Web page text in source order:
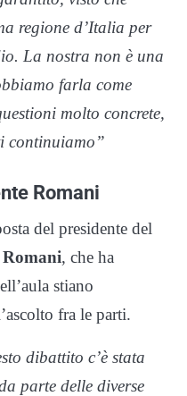
regione d’Italia per
La nostra non è una
farla come
molto concrete,
continuiamo”
Romani
del presidente del
, che ha
stiano
fra le parti.
dibattito c’è stata
parte delle diverse